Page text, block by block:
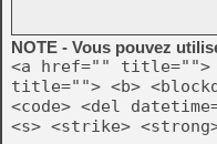
NOTE - Vous pouvez
<a href="" title="">
title=""> <b>
<code> <del
<s> <strike>